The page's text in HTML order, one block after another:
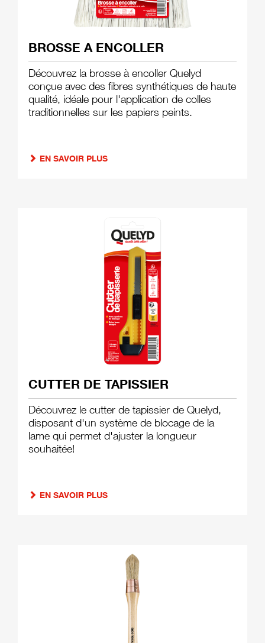
BROSSE A ENCOLLER
Découvrez la brosse à encoller Quelyd
conçue avec des fibres synthétiques de haute
qualité, idéale pour l'application de colles
traditionnelles sur les papiers peints.
EN SAVOIR PLUS
CUTTER DE TAPISSIER
Découvrez le cutter de tapissier de Quelyd,
disposant d'un système de blocage de la
lame qui permet d'ajuster la longueur
souhaitée!
EN SAVOIR PLUS